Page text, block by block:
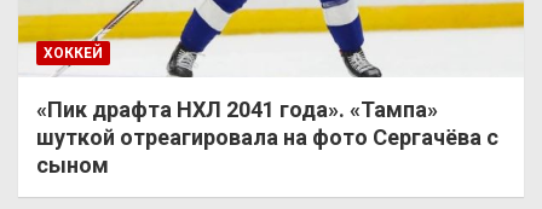
ХОККЕЙ
«Пик драфта НХЛ 2041 года». «Тампа»
шуткой отреагировала на фото Сергачёва с
сыном